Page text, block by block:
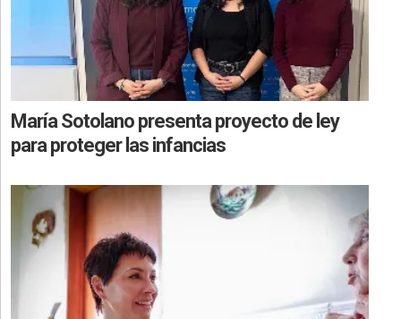
María Sotolano presenta proyecto de ley
para proteger las infancias